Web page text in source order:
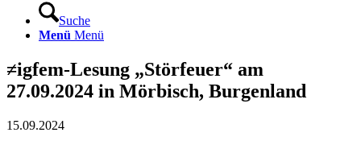
Suche
Menü Menü
≠igfem-Lesung „Störfeuer“ am
27.09.2024 in Mörbisch, Burgenland
15.09.2024